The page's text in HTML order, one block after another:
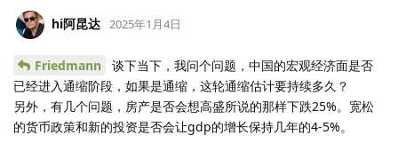
hi阿昆达 2025年1月4日
Friedmann
谈下当下，我问个问题，中国的宏观经济面是否
已经进入通缩阶段，如果是通缩，这轮通缩估计要持续多久？
另外，有几个问题，房产是否会想高盛所说的那样下跌25%。宽松
的货币政策和新的投资是否会让gdp的增长保持几年的4-5%。